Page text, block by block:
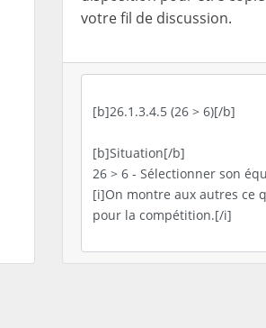
votre fil de discussion.